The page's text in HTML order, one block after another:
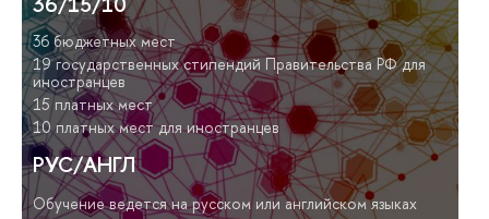
36 бюджетных мест
19 государственных стипендий Правительства РФ для
иностранцев
15 платных мест
10 платных мест для иностранцев
РУС/АНГЛ
Обучение ведется на русском или английском языках